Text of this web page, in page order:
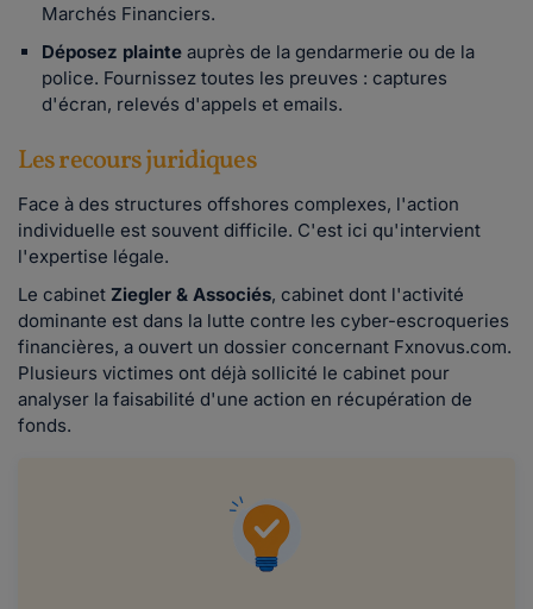
Marchés Financiers.
Déposez plainte auprès de la gendarmerie ou de la
police. Fournissez toutes les preuves : captures
d'écran, relevés d'appels et emails.
Les recours juridiques
Face à des structures offshores complexes, l'action
individuelle est souvent difficile. C'est ici qu'intervient
l'expertise légale.
Le cabinet Ziegler & Associés, cabinet dont l'activité
dominante est dans la lutte contre les cyber-escroqueries
financières, a ouvert un dossier concernant Fxnovus.com.
Plusieurs victimes ont déjà sollicité le cabinet pour
analyser la faisabilité d'une action en récupération de
fonds.